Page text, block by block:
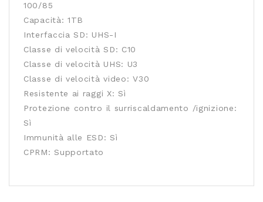
100/85
Capacità: 1TB
Interfaccia SD: UHS-I
Classe di velocità SD: C10
Classe di velocità UHS: U3
Classe di velocità video: V30
Resistente ai raggi X: Sì
Protezione contro il surriscaldamento /ignizione:
Sì
Immunità alle ESD: Sì
CPRM: Supportato